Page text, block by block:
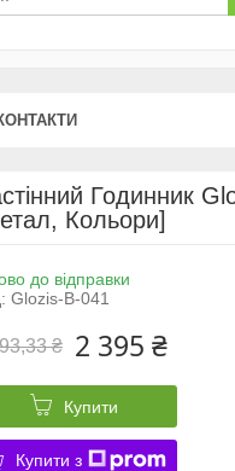
Годинник
Кольори]
до відправки
Glozis-B-041
₴ 2 395 ₴
Купити
Купити з